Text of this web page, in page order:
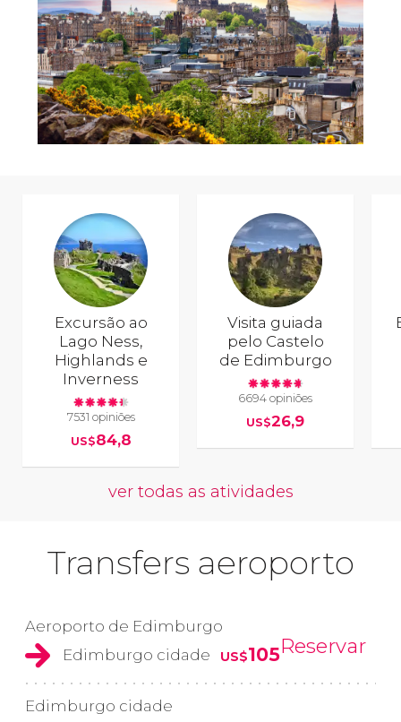
Excursão ao
Lago Ness,
Highlands e
Inverness
7531 opiniões
US$84,8
Visita guiada
pelo Castelo
de Edimburgo
6694 opiniões
US$26,9
ver todas as atividades
Transfers aeroporto
Aeroporto de Edimburgo
Edimburgo cidade
US$105Reservar
Edimburgo cidade